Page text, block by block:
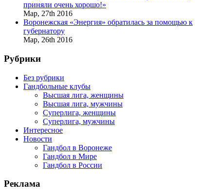
приняли очень хорошо!»
Мар, 27th 2016
Воронежская «Энергия» обратилась за помощью к
губернатору
Мар, 26th 2016
Рубрики
Без рубрики
Гандбольные клубы
Высшая лига, женщины
Высшая лига, мужчины
Суперлига, женщины
Суперлига, мужчины
Интересное
Новости
Гандбол в Воронеже
Гандбол в Мире
Гандбол в России
Реклама